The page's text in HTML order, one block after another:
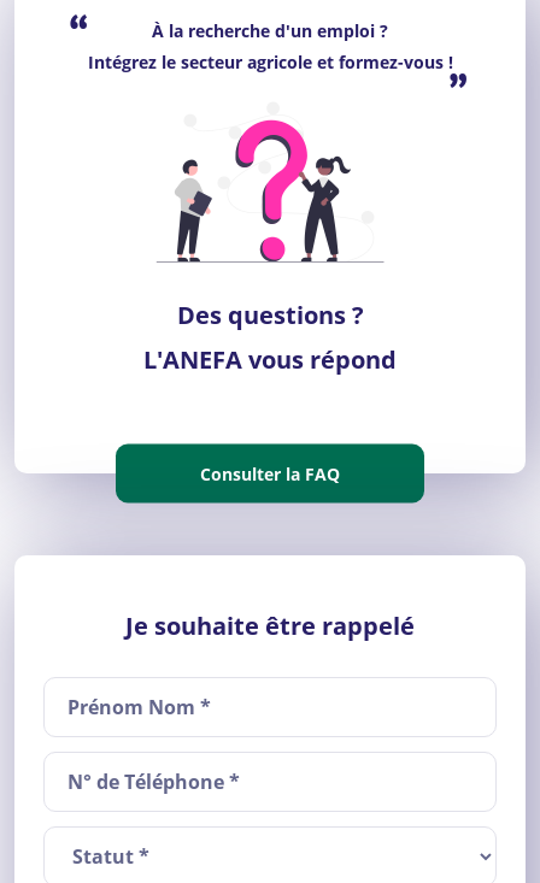
“
À la recherche d'un emploi ?
Intégrez le secteur agricole et formez-vous !”
Des questions ?
L'ANEFA vous répond
Consulter la FAQ
Je souhaite être rappelé